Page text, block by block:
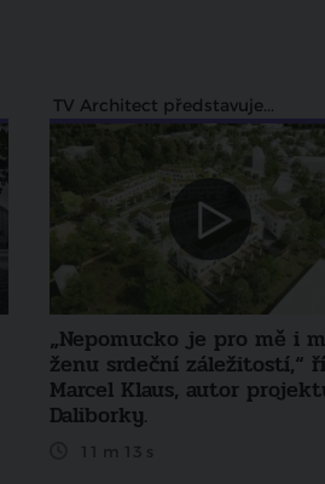
TV Architect představuje...
„Nepomucko je pro mě i
ženu srdeční záležitostí,“
Marcel Klaus, autor
Daliborky.
11 m 13 s